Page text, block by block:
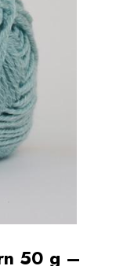
50 g –